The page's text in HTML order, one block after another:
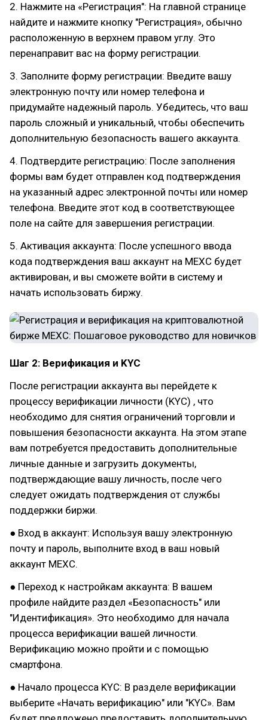
2. Нажмите на «Регистрация": На главной странице
найдите и нажмите кнопку "Регистрация», обычно
расположенную в верхнем правом углу. Это
перенаправит вас на форму регистрации.
3. Заполните форму регистрации: Введите вашу
электронную почту или номер телефона и
придумайте надежный пароль. Убедитесь, что ваш
пароль сложный и уникальный, чтобы обеспечить
дополнительную безопасность вашего аккаунта.
4. Подтвердите регистрацию: После заполнения
формы вам будет отправлен код подтверждения
на указанный адрес электронной почты или номер
телефона. Введите этот код в соответствующее
поле на сайте для завершения регистрации.
5. Активация аккаунта: После успешного ввода
кода подтверждения ваш аккаунт на MEXC будет
активирован, и вы сможете войти в систему и
начать использовать биржу.
Шаг 2: Верификация и KYC
После регистрации аккаунта вы перейдете к
процессу верификации личности (KYC) , что
необходимо для снятия ограничений торговли и
повышения безопасности аккаунта. На этом этапе
вам потребуется предоставить дополнительные
личные данные и загрузить документы,
подтверждающие вашу личность, после чего
следует ожидать подтверждения от службы
поддержки биржи.
● Вход в аккаунт: Используя вашу электронную
почту и пароль, выполните вход в ваш новый
аккаунт MEXC.
● Переход к настройкам аккаунта: В вашем
профиле найдите раздел «Безопасность" или
"Идентификация». Это необходимо для начала
процесса верификации вашей личности.
Верификацию можно пройти и с помощью
смартфона.
● Начало процесса KYC: В разделе верификации
выберите «Начать верификацию" или "KYC». Вам